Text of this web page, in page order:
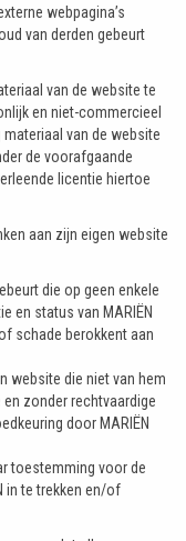
webpagina’s
van derden gebeurt
van de website te
en niet-commercieel
van de website
de voorafgaande
licentie hiertoe
aan zijn eigen website
die op geen enkele
en status van MARIËN
schade berokkent aan
website die niet van hem
zonder rechtvaardige
door MARIËN
toestemming voor de
in te trekken en/of